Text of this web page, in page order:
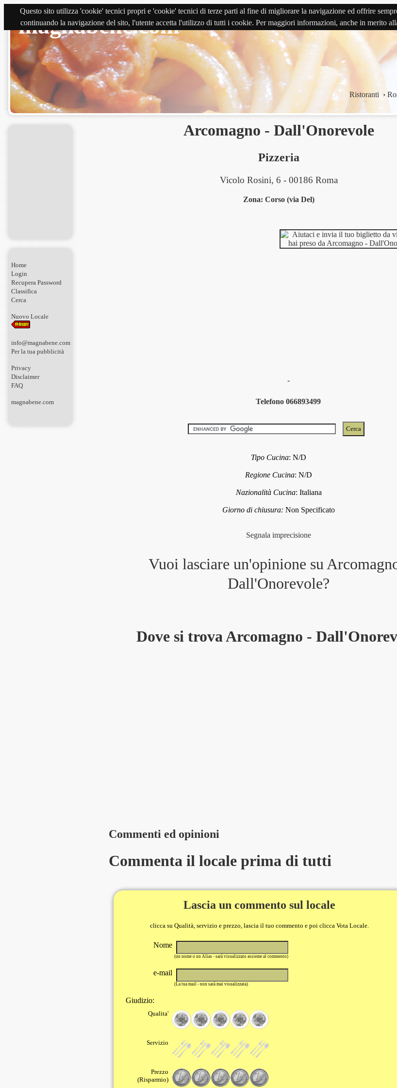
Questo sito utilizza 'cookie' tecnici propri e 'cookie' tecnici di terze parti al fine di migliorare la navigazione ed offrire
continuando la navigazione del sito, l'utente accetta l'utilizzo di tutti i cookie. Per maggiori informazioni, anche in merito
magnabene.com
Ristoranti ›
Home
Login
Recupera Password
Classifica
Cerca
Nuovo Locale
info@magnabene.com
Per la tua pubblicità
Privacy
Disclaimer
FAQ
magnabene.com
Arcomagno - Dall'Onorevole
Pizzeria
Vicolo Rosini, 6 - 00186 Roma
Zona: Corso (via Del)
-
Telefono 066893499
Tipo Cucina:N/D
Regione Cucina:N/D
Nazionalità Cucina: Italiana
Giorno di chiusura:Non Specificato
Segnala imprecisione
Vuoi lasciare un'opinione su
Dall'Onorevole?
Dove si trova Arcomagno -
Commenti ed opinioni
Commenta il locale prima di tutti
Lascia un commento sul locale
clicca su Qualità, servizio e prezzo, lascia il tuo commento e poi clicca Vota Locale.
Nome
(un nome o un Alias - sarà visualizzato assieme al commento)
e-mail
(La tua mail - non sarà mai visualizzata)
Giudizio:
Qualita'
Servizio
Prezzo
(Risparmio)